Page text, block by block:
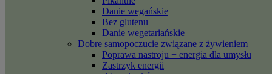
Danie wegańskie
Bez glutenu
Danie wegetariańskie
Dobre samopoczucie związane z żywieniem
Poprawa nastroju + energia dla umysłu
Zastrzyk energii